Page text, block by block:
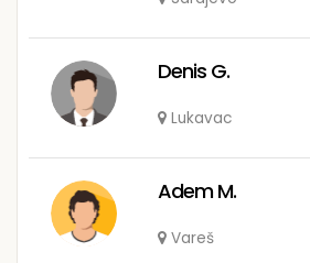
Denis G.
Lukavac
Adem M.
Vareš